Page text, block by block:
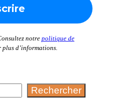
notre politique de
plus d’informations.
Rechercher